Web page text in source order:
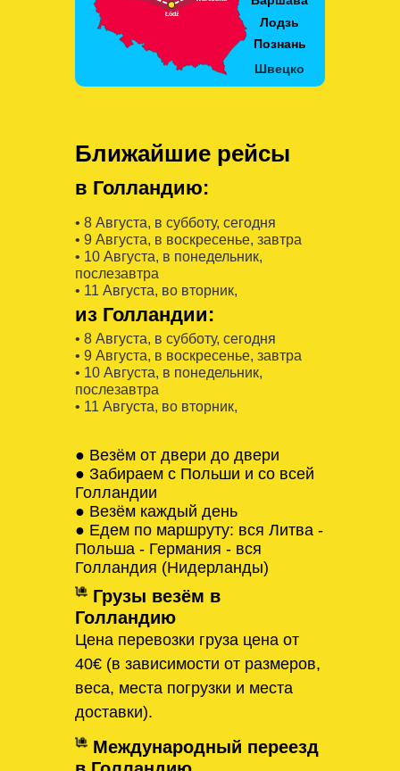
Ближайшие рейсы
в Голландию:
• 8 Августa, в субботу, сегодня
• 9 Августa, в воскресенье, завтра
• 10 Августa, в понедельник,
послезавтра
• 11 Августa, во вторник,
из Голландии:
• 8 Августa, в субботу, сегодня
• 9 Августa, в воскресенье, завтра
• 10 Августa, в понедельник,
послезавтра
• 11 Августa, во вторник,
● Везём от двери до двери
● Забираем с Польши и со всей
Голландии
● Везём каждый день
● Едем по маршруту: вся Литва -
Польша - Германия - вся
Голландия (Нидерланды)
Грузы везём в
Голландию
Цена перевозки груза цена от
40€ (в зависимости от размеров,
веса, места погрузки и места
доставки).
Международный переезд